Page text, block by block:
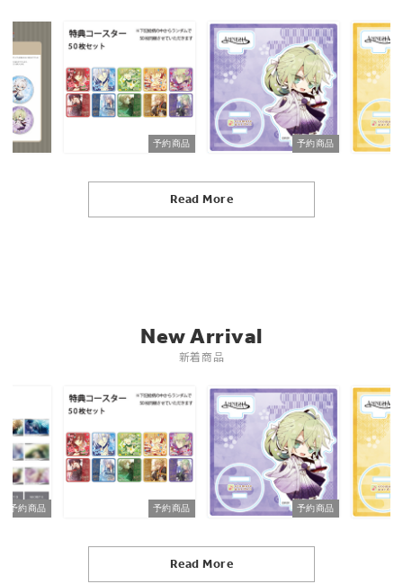
予約商品 予約商品
Read More
New Arrival
新着商品
予約商品 予約商品 予約商品
Read More